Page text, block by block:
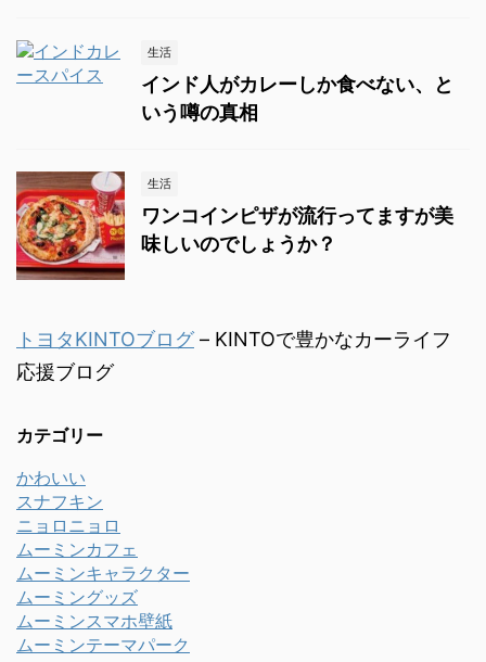
生活
インド人がカレーしか食べない、と
いう噂の真相
生活
ワンコインピザが流行ってますが美
味しいのでしょうか？
トヨタKINTOブログ– KINTOで豊かなカーライフ
応援ブログ
カテゴリー
かわいい
スナフキン
ニョロニョロ
ムーミンカフェ
ムーミンキャラクター
ムーミングッズ
ムーミンスマホ壁紙
ムーミンテーマパーク